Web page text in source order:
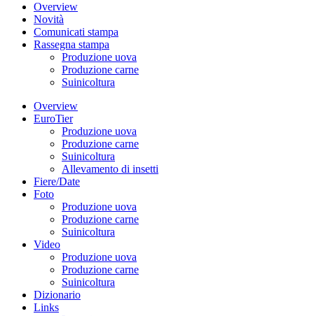
Overview
Novità
Comunicati stampa
Rassegna stampa
Produzione uova
Produzione carne
Suinicoltura
Overview
EuroTier
Produzione uova
Produzione carne
Suinicoltura
Allevamento di insetti
Fiere/Date
Foto
Produzione uova
Produzione carne
Suinicoltura
Video
Produzione uova
Produzione carne
Suinicoltura
Dizionario
Links